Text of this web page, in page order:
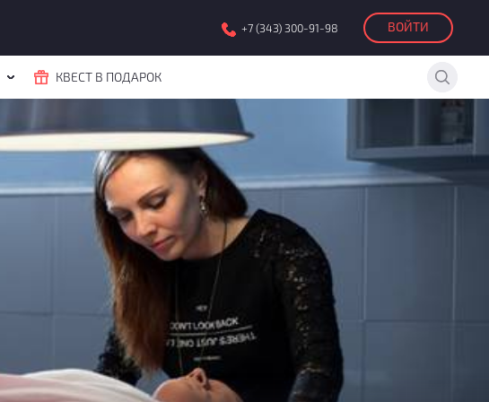
+7 (343) 300-91-98 ВОЙТИ
КВЕСТ В ПОДАРОК